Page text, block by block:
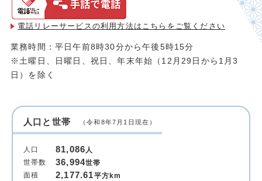
電話リレーサービスの利用方法は こちらをご覧ください
業務時間：平日午前8時30分から午後5時15分
※土曜日、日曜日、祝日、年末年始（12月29日から1月3
日）を除く
人口と世帯 （令和8年7月1日現在）
人口 81,086人
世帯数
36,994世帯
面積
2,177.61平方km